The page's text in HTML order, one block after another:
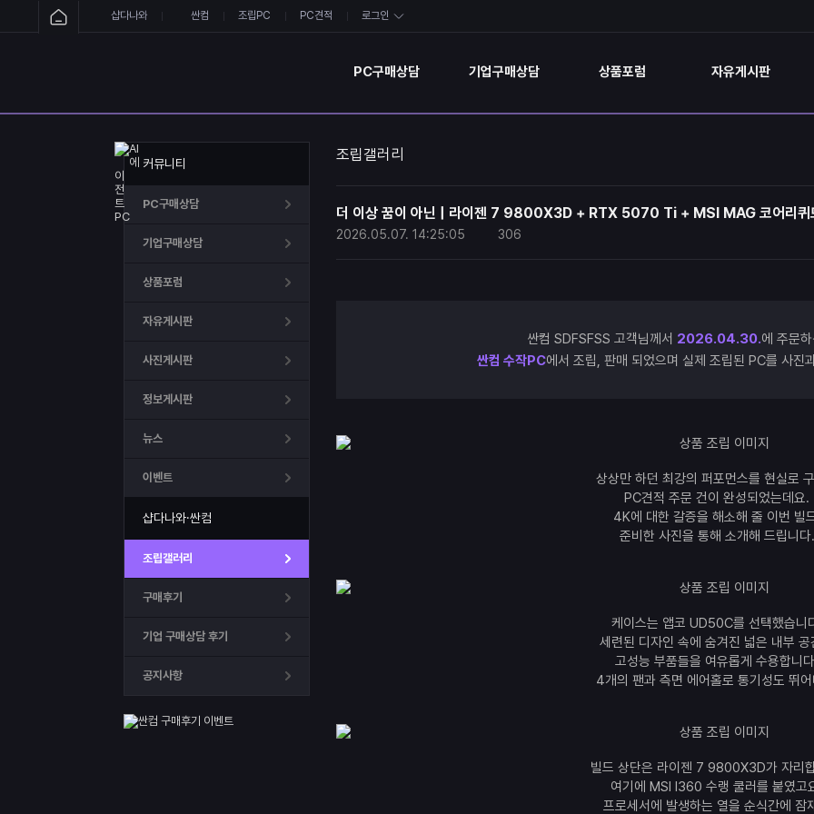
샵다나와 싼컴 조립PC PC견적 로그인
PC구매상담 기업구매상담 상품포럼 자유게시판
커뮤니티
PC구매상담
기업구매상담
상품포럼
자유게시판
사진게시판
정보게시판
뉴스
이벤트
샵다나와·싼컴
조립갤러리
구매후기
기업 구매상담 후기
공지사항
조립갤러리
더 이상 꿈이 아닌 | 라이젠 7 9800X3D + RTX 5070 Ti + MSI MAG 코어리
2026.05.07. 14:25:05 306
싼컴 SDFSFSS 고객님께서 2026.04.30.에 주문
싼컴 수작PC에서 조립, 판매 되었으며 실제 조립된 PC를 사진
상상만 하던 최강의 퍼포먼스를 현실로
PC견적 주문 건이 완성되었는데요.
4K에 대한 갈증을 해소해 줄 이번 빌
준비한 사진을 통해 소개해 드립니다.
케이스는 앱코 UD50C를 선택했습니
세련된 디자인 속에 숨겨진 넓은 내부 공
고성능 부품들을 여유롭게 수용합니
4개의 팬과 측면 에어홀로 통기성도 뛰어
빌드 상단은 라이젠 7 9800X3D가 자리
여기에 MSI I360 수랭 쿨러를 붙였고
프로세서에 발생하는 열을 순식간에 잠